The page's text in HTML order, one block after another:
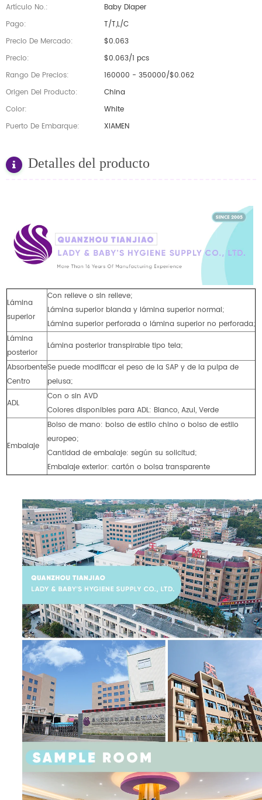
Artículo No.:
Baby Diaper
Pago:
T/T,L/C
Precio De Mercado:
$0.063
Precio:
$0.063/1 pcs
Rango De Precios:
160000 - 350000/$0.062
Origen Del Producto:
China
Color:
White
Puerto De Embarque:
XIAMEN
Detalles del producto
Lámina
superior
Con relieve o sin relieve;
Lámina superior blanda y lámina superior normal;
Lámina superior perforada o lámina superior no perforada;
Lámina
posterior
Lámina posterior transpirable tipo tela;
Absorbente
Centro
Se puede modificar el peso de la SAP y de la pulpa de
pelusa;
ADL
Con o sin AVD
Colores disponibles para ADL: Blanco, Azul, Verde
Embalaje
Bolso de mano: bolso de estilo chino o bolso de estilo
europeo;
Cantidad de embalaje: según su solicitud;
Embalaje exterior: cartón o bolsa transparente